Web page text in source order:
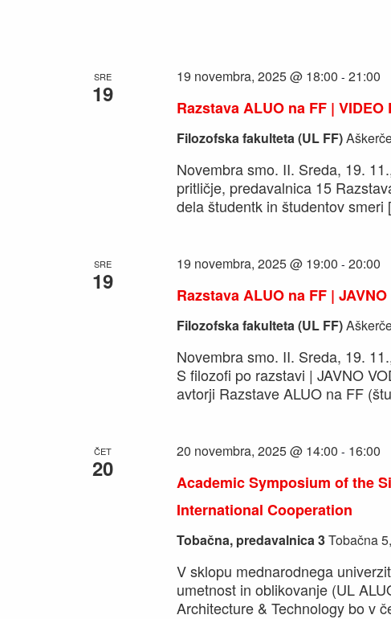
SRE
19
Razstava ALUO na FF | VIDEO
19 novembra, 2025 @ 18:00 - 21:00
Filozofska fakulteta (UL FF)
Novembra smo. II. Sreda, 19.
pritličje, predavalnica 15
dela študentk in študentov
SRE
19
Razstava ALUO na FF | JAVNO
19 novembra, 2025 @ 19:00 - 20:00
Filozofska fakulteta (UL FF)
Novembra smo. II. Sreda, 19.
S filozofi po razstavi | JAVNO
avtorji Razstave ALUO na FF
ČET
20
Academic Symposium of the
International Cooperation
20 novembra, 2025 @ 14:00 - 16:00
Tobačna, predavalnica 3Tobačna
V sklopu mednarodnega
umetnost in oblikovanje (UL
Architecture & Technology bo v